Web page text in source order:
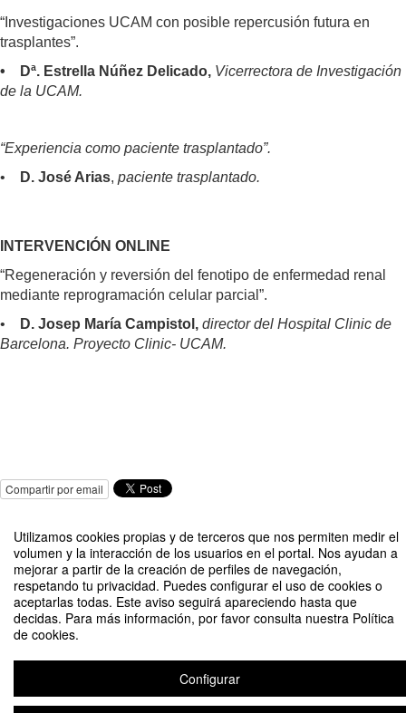
Utilizamos cookies propias y de terceros que nos permiten medir el
volumen y la interacción de los usuarios en el portal. Nos ayudan a
mejorar a partir de la creación de perfiles de navegación,
respetando tu privacidad. Puedes configurar el uso de cookies o
aceptarlas todas. Este aviso seguirá apareciendo hasta que
decidas. Para más información, por favor consulta nuestra Política
de cookies.
Configurar
“Investigaciones UCAM con posible repercusión futura en
trasplantes”.
• Dª. Estrella Núñez Delicado, Vicerrectora de Investigación
de la UCAM.
“Experiencia como paciente trasplantado”.
•
D. José Arias, paciente trasplantado.
INTERVENCIÓN ONLINE
“Regeneración y reversión del fenotipo de enfermedad renal
mediante reprogramación celular parcial”.
•
D. Josep María Campistol, director del Hospital Clinic de
Barcelona. Proyecto Clinic- UCAM.
Compartir por email
Jornada de Trasplante: El sistema español de donación y trasplante de
órganos
Aviso legal|Contacto Plataforma de organización de eventos Symposium